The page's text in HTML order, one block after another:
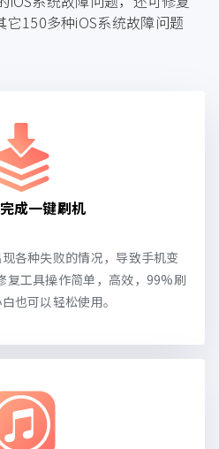
它150多种iOS系统故障问题
成一键刷机
各种失败的情况，导致手机变
复工具操作简单，高效，99%刷
也可以轻松使用。